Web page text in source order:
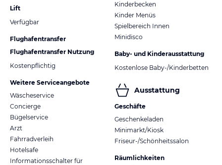
Lift
Verfügbar
Flughafentransfer
Flughafentransfer Nutzung
Kostenpflichtig
Weitere Serviceangebote
Wäscheservice
Concierge
Bügelservice
Arzt
Fahrradverleih
Hotelsafe
Informationsschalter für
Kinderbecken
Kinder Menüs
Spielbereich Innen
Minidisco
Baby- und Kinderausstattung
Kostenlose Baby-/Kinderbetten
Ausstattung
Geschäfte
Geschenkeladen
Minimarkt/Kiosk
Friseur-/Schönheitssalon
Räumlichkeiten